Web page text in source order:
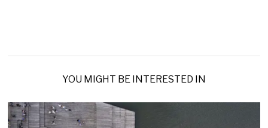
YOU MIGHT BE INTERESTED IN